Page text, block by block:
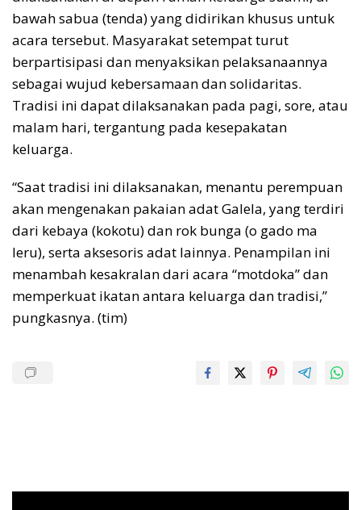
bawah sabua (tenda) yang didirikan khusus untuk
acara tersebut. Masyarakat setempat turut
berpartisipasi dan menyaksikan pelaksanaannya
sebagai wujud kebersamaan dan solidaritas.
Tradisi ini dapat dilaksanakan pada pagi, sore, atau
malam hari, tergantung pada kesepakatan
keluarga.
“Saat tradisi ini dilaksanakan, menantu perempuan
akan mengenakan pakaian adat Galela, yang terdiri
dari kebaya (kokotu) dan rok bunga (o gado ma
leru), serta aksesoris adat lainnya. Penampilan ini
menambah kesakralan dari acara “motdoka” dan
memperkuat ikatan antara keluarga dan tradisi,”
pungkasnya. (tim)